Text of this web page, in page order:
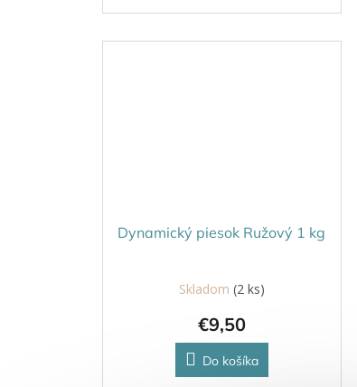
Dynamický piesok Ružový 1 kg
Skladom (2 ks)
€9,50
Do košíka